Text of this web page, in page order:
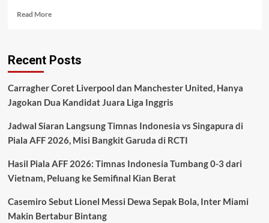
Read MoreRead
Arsenal
Meriam
London
Kejar
Kemenangan
Pekan
37
Inggris
2025-
Recent Posts
Carragher Coret Liverpool dan Manchester United, Hanya
Jagokan Dua Kandidat Juara Liga Inggris
Jadwal Siaran Langsung Timnas Indonesia vs Singapura di
Piala AFF 2026, Misi Bangkit Garuda di RCTI
Hasil Piala AFF 2026: Timnas Indonesia Tumbang 0-3 dari
Vietnam, Peluang ke Semifinal Kian Berat
Casemiro Sebut Lionel Messi Dewa Sepak Bola, Inter Miami
Makin Bertabur Bintang